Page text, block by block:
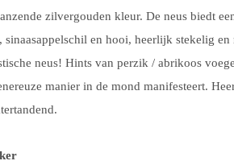
zilvergouden kleur. De neus biedt
en hooi, heerlijk stekelig
neus! Hints van perzik / abrikoos
manier in de mond manifesteert.